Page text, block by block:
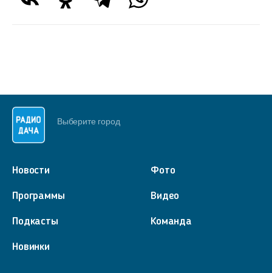
Выберите город
Новости
Программы
Подкасты
Новинки
Фото
Видео
Команда